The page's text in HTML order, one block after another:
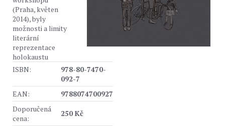
(Praha, květen
2014), byly
možnosti a limity
literární
reprezentace
holokaustu
ISBN:
978-80-7470-
092-7
EAN:
9788074700927
Doporučená
cena:
250 Kč